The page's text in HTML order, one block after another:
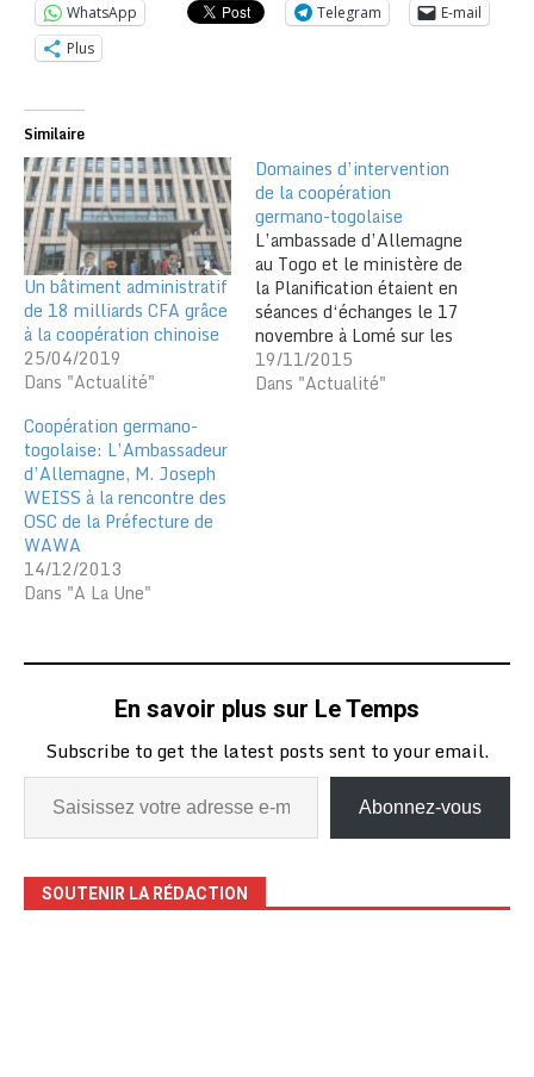
WhatsApp Telegram
E-mail
Plus
Similaire
Un bâtiment administratif
de 18 milliards CFA grâce
à la coopération chinoise
25/04/2019
Dans "Actualité"
Domaines d’intervention
de la coopération
germano-togolaise
L’ambassade d’Allemagne
au Togo et le ministère de
la Planification étaient en
séances d‘échanges le 17
novembre à Lomé sur les
domaines d’intervention
de la coopération
19/11/2015
Dans "Actualité"
Coopération germano-
togolaise: L’Ambassadeur
d’Allemagne, M. Joseph
WEISS à la rencontre des
OSC de la Préfecture de
WAWA
14/12/2013
Dans "A La Une"
En savoir plus sur Le Temps
Subscribe to get the latest posts sent to your email.
Abonnez-vous
SOUTENIR LA RÉDACTION